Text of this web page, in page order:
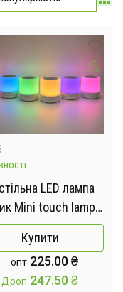
LED лампа
Mini touch lamp /
Портативний
нічник від
USB / Нічник
RGB
Купити
опт 225.00₴
Дроп 247.50₴